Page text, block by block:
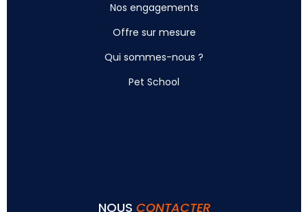
Nos engagements
Offre sur mesure
Qui sommes-nous ?
Pet School
NOUS CONTACTER